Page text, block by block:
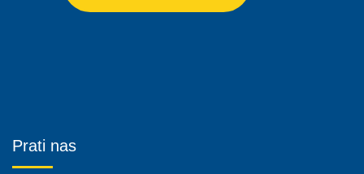
Prati nas